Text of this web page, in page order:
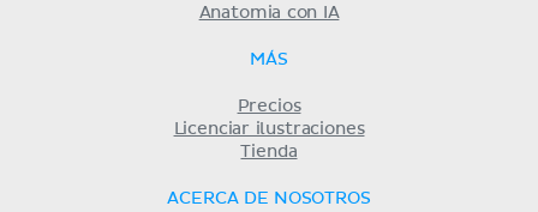
Anatomia con IA
MÁS
Precios
Licenciar ilustraciones
Tienda
ACERCA DE NOSOTROS